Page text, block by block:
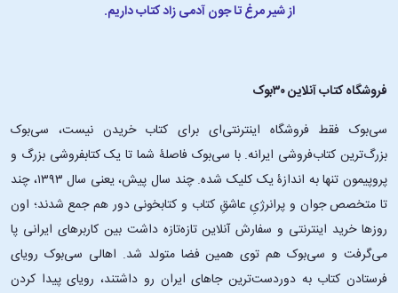
از شیر مرغ تا جون آدمی زاد کتاب داریم.
فروشگاه کتاب آنلاین ۳۰بوک
سی‌بوک فقط فروشگاه اینترنتی‌ای برای کتاب خریدن نیست، سی‌بوک
بزرگ‌ترین کتاب‌فروشی ایرانه. با سی‌بوک فاصلۀ شما تا یک کتابفروشی بزرگ و
پروپیمون تنها به اندازۀ یک کلیک شده. چند سال پیش، یعنی سال ۱۳۹۳، چند
تا متخصص جوان و پرانرژیِ عاشقِ کتاب و کتابخونی دور هم جمع شدند؛ اون‌
روزها خرید اینترنتی و سفارش آنلاین تازه‌تازه داشت بین کاربرهای ایرانی پا
می‌گرفت و سی‌بوک هم توی همین فضا متولد شد. اهالی سی‌بوک رویای
فرستادن کتاب به دوردست‌ترین جاهای ایران رو داشتند، رویای پیدا کردن